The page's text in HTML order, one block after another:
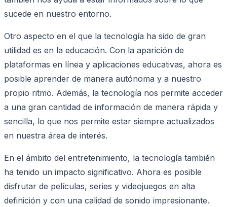
sucede en nuestro entorno.
Otro aspecto en el que la tecnología ha sido de gran
utilidad es en la educación. Con la aparición de
plataformas en línea y aplicaciones educativas, ahora es
posible aprender de manera autónoma y a nuestro
propio ritmo. Además, la tecnología nos permite acceder
a una gran cantidad de información de manera rápida y
sencilla, lo que nos permite estar siempre actualizados
en nuestra área de interés.
En el ámbito del entretenimiento, la tecnología también
ha tenido un impacto significativo. Ahora es posible
disfrutar de películas, series y videojuegos en alta
definición y con una calidad de sonido impresionante.